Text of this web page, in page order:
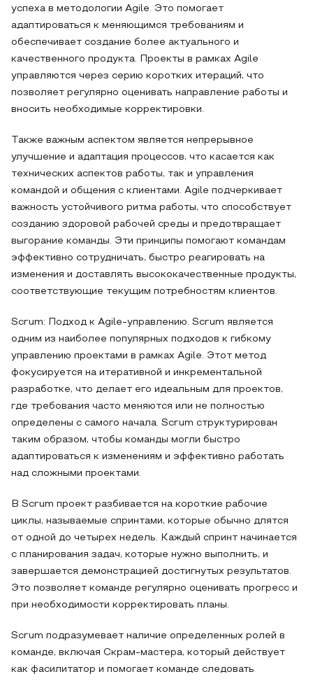
успеха в методологии Agile. Это помогает
адаптироваться к меняющимся требованиям и
обеспечивает создание более актуального и
качественного продукта. Проекты в рамках Agile
управляются через серию коротких итераций, что
позволяет регулярно оценивать направление работы и
вносить необходимые корректировки.
Также важным аспектом является непрерывное
улучшение и адаптация процессов, что касается как
технических аспектов работы, так и управления
командой и общения с клиентами. Agile подчеркивает
важность устойчивого ритма работы, что способствует
созданию здоровой рабочей среды и предотвращает
выгорание команды. Эти принципы помогают командам
эффективно сотрудничать, быстро реагировать на
изменения и доставлять высококачественные продукты,
соответствующие текущим потребностям клиентов.
Scrum: Подход к Agile-управлению. Scrum является
одним из наиболее популярных подходов к гибкому
управлению проектами в рамках Agile. Этот метод
фокусируется на итеративной и инкрементальной
разработке, что делает его идеальным для проектов,
где требования часто меняются или не полностью
определены с самого начала. Scrum структурирован
таким образом, чтобы команды могли быстро
адаптироваться к изменениям и эффективно работать
над сложными проектами.
В Scrum проект разбивается на короткие рабочие
циклы, называемые спринтами, которые обычно длятся
от одной до четырех недель. Каждый спринт начинается
с планирования задач, которые нужно выполнить, и
завершается демонстрацией достигнутых результатов.
Это позволяет команде регулярно оценивать прогресс и
при необходимости корректировать планы.
Scrum подразумевает наличие определенных ролей в
команде, включая Скрам-мастера, который действует
как фасилитатор и помогает команде следовать